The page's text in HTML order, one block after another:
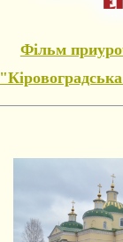
Фільм